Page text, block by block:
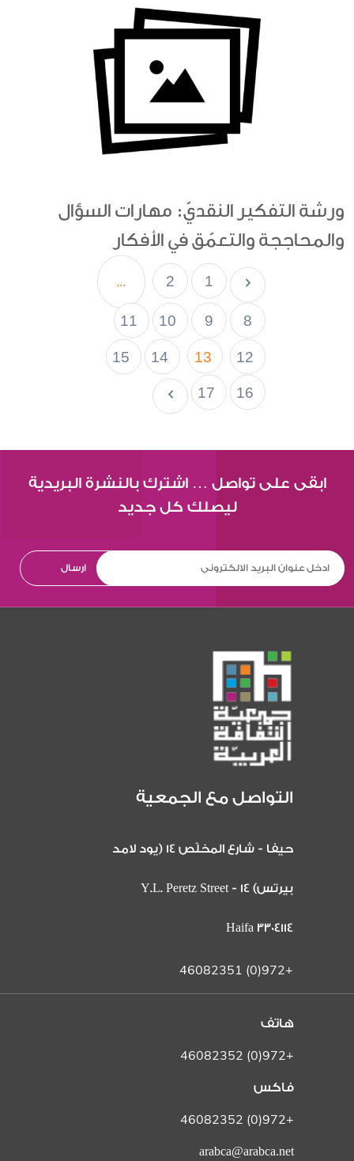
ورشة التفكير النقديّ: مهارات السؤال
والمحاججة والتعمّق في الأفكار
1
2
8
9
10
11
12
13
14
15
16
17
ابقى على تواصل … اشترك بالنشرة البريدية
ليصلك كل جديد
التواصل مع الجمعية
حيفا - شارع المخلّص 14 (يود لامد
بيرتس) 14 Y.L. Peretz Street -
Haifa 3304114
+972(0) 46082351
هاتف
+972(0) 46082352
فاكس
+972(0) 46082352
arabca@arabca.net